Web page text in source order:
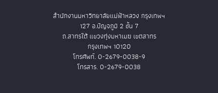
สำนักงานมหาวิทยาลัยแม่ฟ้าหลวง กรุงเทพฯ
127 อ.ปัญจภูมิ 2 ชั้น 7
ถ.สาทรใต้ แขวงทุ่งมหาเมฆ เขตสาทร
กรุงเทพฯ 10120
โทรศัพท์. 0-2679-0038-9
โทรสาร. 0-2679-0038